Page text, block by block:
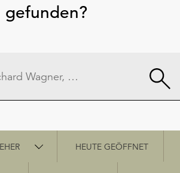
gefunden?
HEUTE GEÖFFNET